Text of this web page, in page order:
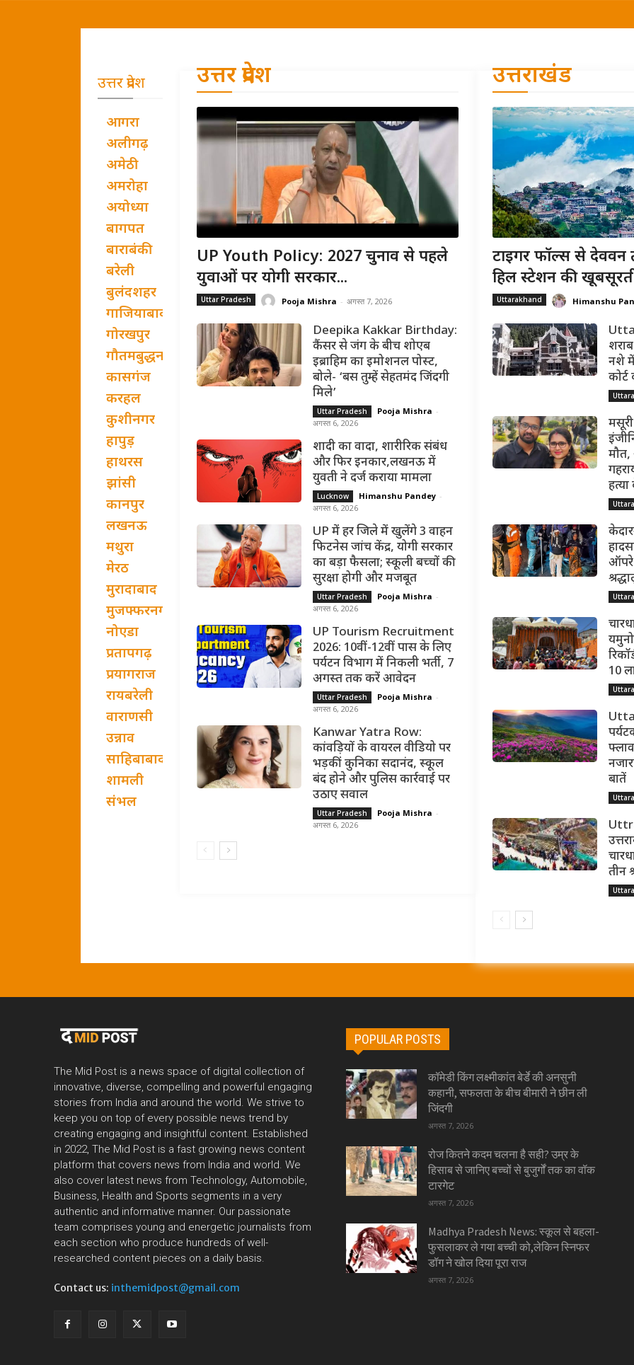
उत्तर प्रदेश
आगरा
अलीगढ़
अमेठी
अमरोहा
अयोध्या
बागपत
बाराबंकी
बरेली
बुलंदशहर
गाजियाबाद
गोरखपुर
गौतमबुद्धनगर
कासगंज
करहल
कुशीनगर
हापुड़
हाथरस
झांसी
कानपुर
लखनऊ
मथुरा
मेरठ
मुरादाबाद
मुजफ्फरनगर
नोएडा
प्रतापगढ़
प्रयागराज
रायबरेली
वाराणसी
उन्नाव
साहिबाबाद
शामली
संभल
उत्तर प्रदेश
UP Youth Policy: 2027 चुनाव से पहले
युवाओं पर योगी सरकार...
Uttar Pradesh Pooja Mishra - अगस्त 7, 2026
Deepika Kakkar Birthday:
कैंसर से जंग के बीच शोएब
इब्राहिम का इमोशनल पोस्ट,
बोले- ‘बस तुम्हें सेहतमंद जिंदगी
मिले’
Uttar Pradesh Pooja Mishra -
अगस्त 6, 2026
शादी का वादा, शारीरिक संबंध
और फिर इनकार,लखनऊ में
युवती ने दर्ज कराया मामला
Lucknow Himanshu Pandey -
अगस्त 6, 2026
UP में हर जिले में खुलेंगे 3 वाहन
फिटनेस जांच केंद्र, योगी सरकार
का बड़ा फैसला; स्कूली बच्चों की
सुरक्षा होगी और मजबूत
Uttar Pradesh Pooja Mishra -
अगस्त 6, 2026
UP Tourism Recruitment
2026: 10वीं-12वीं पास के लिए
पर्यटन विभाग में निकली भर्ती, 7
अगस्त तक करें आवेदन
Uttar Pradesh Pooja Mishra -
अगस्त 6, 2026
Kanwar Yatra Row:
कांवड़ियों के वायरल वीडियो पर
भड़कीं कुनिका सदानंद, स्कूल
बंद होने और पुलिस कार्रवाई पर
उठाए सवाल
Uttar Pradesh Pooja Mishra -
अगस्त 6, 2026
उत्तराखंड
टाइगर फॉल्स से
हिल स्टेशन की
Uttarakhand Himanshu
नशे में
10
बातें
तीन
The Mid Post is a news space of digital collection of
innovative, diverse, compelling and powerful engaging
stories from India and around the world. We strive to
keep you on top of every possible news trend by
creating engaging and insightful content. Established
in 2022, The Mid Post is a fast growing news content
platform that covers news from India and world. We
also cover latest news from Technology, Automobile,
Business, Health and Sports segments in a very
authentic and informative manner. Our passionate
team comprises young and energetic journalists from
each section who produce hundreds of well-
researched content pieces on a daily basis.
Contact us: inthemidpost@gmail.com
POPULAR POSTS
कॉमेडी किंग लक्ष्मीकांत बेर्डे की अनसुनी
कहानी, सफलता के बीच बीमारी ने छीन ली
जिंदगी
अगस्त 7, 2026
रोज कितने कदम चलना है सही? उम्र के
हिसाब से जानिए बच्चों से बुजुर्गों तक का वॉक
टारगेट
अगस्त 7, 2026
Madhya Pradesh News: स्कूल से बहला-
फुसलाकर ले गया बच्ची को,लेकिन स्निफर
डॉग ने खोल दिया पूरा राज
अगस्त 7, 2026